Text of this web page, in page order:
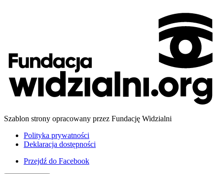
Szablon strony opracowany przez Fundację Widzialni
Polityka prywatności
Deklaracja dostępności
Przejdź do Facebook